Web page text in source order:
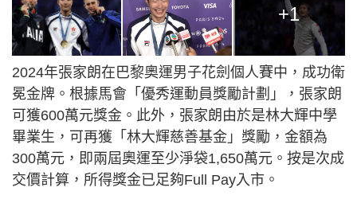
+1
2024年張家朗在巴黎奧運男子花劍個人賽中，成功衛
冕金牌。根據馬會「優秀運動員獎勵計劃」，張家朗
可獲600萬元獎金。此外，張家朗由於是林大輝中學
畢業生，可再獲「林大輝慈善基金」獎勵，金額為
300萬元，即兩屆奧運至少淨袋1,650萬元。按是次成
交價計算，所得獎金已足夠Full Pay入市。